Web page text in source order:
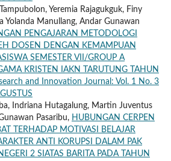
Yeremia Rajagukguk, Finy
Yolanda Manullang, Andar Gunawan
PENGAJARAN METODOLOGI
DOSEN DENGAN KEMAMPUAN
SEMESTER VII/GROUP A
KRISTEN IAKN TARUTUNG TAHUN
and Innovation Journal: Vol. 1 No. 3
Indriana Hutagalung, Martin Juventus
Pasaribu, HUBUNGAN CERPEN
TERHADAP MOTIVASI BELAJAR
ANTI KORUPSI DALAM PAK
2 SIATAS BARITA PADA TAHUN